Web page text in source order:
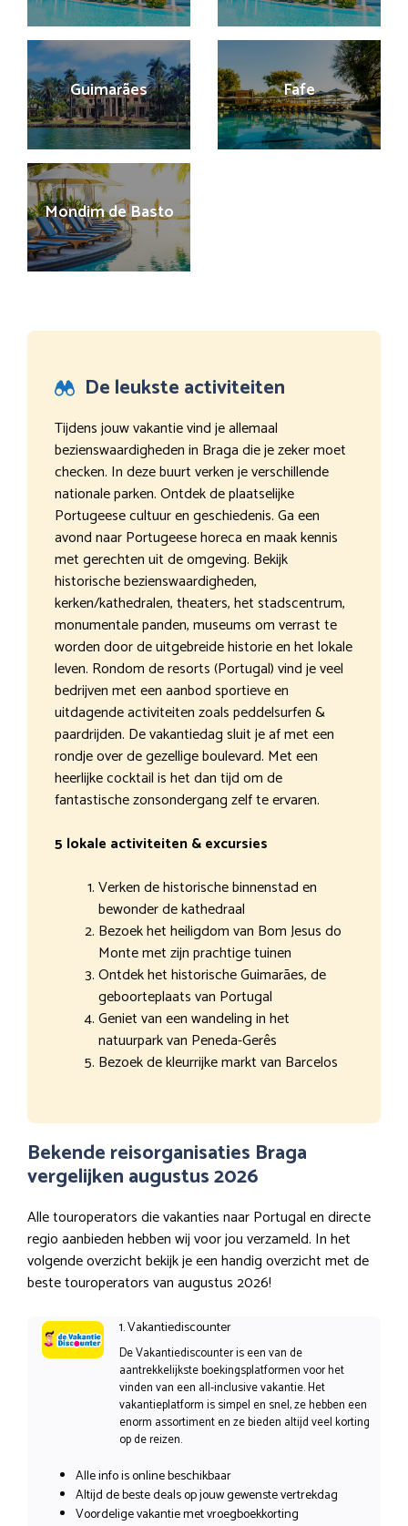
Guimarães Fafe
Mondim de Basto
De leukste activiteiten
Tijdens jouw vakantie vind je allemaal
bezienswaardigheden in Braga die je zeker moet
checken. In deze buurt verken je verschillende
nationale parken. Ontdek de plaatselijke
Portugeese cultuur en geschiedenis. Ga een
avond naar Portugeese horeca en maak kennis
met gerechten uit de omgeving. Bekijk
historische bezienswaardigheden,
kerken/kathedralen, theaters, het stadscentrum,
monumentale panden, museums om verrast te
worden door de uitgebreide historie en het lokale
leven. Rondom de resorts (Portugal) vind je veel
bedrijven met een aanbod sportieve en
uitdagende activiteiten zoals peddelsurfen &
paardrijden. De vakantiedag sluit je af met een
rondje over de gezellige boulevard. Met een
heerlijke cocktail is het dan tijd om de
fantastische zonsondergang zelf te ervaren.
5 lokale activiteiten & excursies
Verken de historische binnenstad en
bewonder de kathedraal
Bezoek het heiligdom van Bom Jesus do
Monte met zijn prachtige tuinen
Ontdek het historische Guimarães, de
geboorteplaats van Portugal
Geniet van een wandeling in het
natuurpark van Peneda-Gerês
Bezoek de kleurrijke markt van Barcelos
Bekende reisorganisaties Braga
vergelijken augustus 2026
Alle touroperators die vakanties naar Portugal en directe
regio aanbieden hebben wij voor jou verzameld. In het
volgende overzicht bekijk je een handig overzicht met de
beste touroperators van augustus 2026!
1. Vakantiediscounter
De Vakantiediscounter is een van de
aantrekkelijkste boekingsplatformen voor het
vinden van een all-inclusive vakantie. Het
vakantieplatform is simpel en snel, ze hebben een
enorm assortiment en ze bieden altijd veel korting
op de reizen.
Alle info is online beschikbaar
Altijd de beste deals op jouw gewenste vertrekdag
Voordelige vakantie met vroegboekkorting